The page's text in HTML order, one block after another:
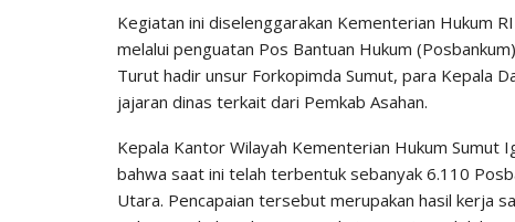
Kegiatan ini diselenggarakan Kementerian Hukum
melalui penguatan Pos Bantuan Hukum
Turut hadir unsur Forkopimda Sumut, para Kepala
jajaran dinas terkait dari Pemkab Asahan.
Kepala Kantor Wilayah Kementerian Hukum Sumut
bahwa saat ini telah terbentuk sebanyak 6.110
Utara. Pencapaian tersebut merupakan hasil kerja